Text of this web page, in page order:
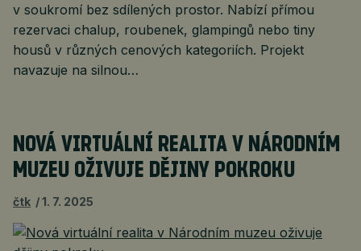
v soukromí bez sdílených prostor. Nabízí přímou
rezervaci chalup, roubenek, glampingů nebo tiny
housů v různých cenových kategoriích. Projekt
navazuje na silnou…
NOVÁ VIRTUÁLNÍ REALITA V NÁRODNÍM
MUZEU OŽIVUJE DĚJINY POKROKU
čtk 1. 7. 2025